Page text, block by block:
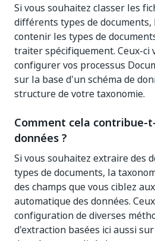
Si vous souhaitez classer les
différents types de
contenir les types de
traiter spécifiquement. Ceux-
configurer vos processus
sur la base d'un schéma de
structure de votre taxonomie.
Comment cela
données ?
Si vous souhaitez extraire des
types de documents, la
des champs que vous ciblez
automatique des données.
configuration de diverses
d'extraction basées ici aussi